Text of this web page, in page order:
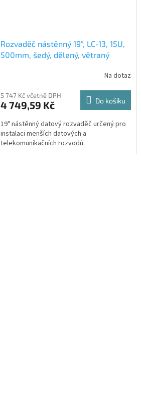
Rozvaděč nástěnný 19", LC-13, 15U,
500mm, šedý, dělený, větraný
Na dotaz
5 747 Kč včetně DPH
4 749,59 Kč Do košíku
19" nástěnný datový rozvaděč určený pro
instalaci menších datových a
telekomunikačních rozvodů.